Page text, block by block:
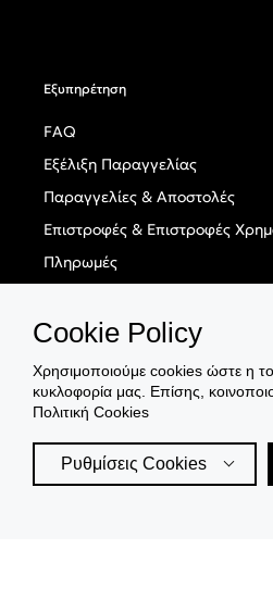
Εξυπηρέτηση
FAQ
Εξέλιξη Παραγγελίας
Παραγγελίες & Αποστολές
Επιστροφές & Επιστροφές
Πληρωμές
Καταστήματα
Cookie Policy
Χρησιμοποιούμε cookies ώστε η
κυκλοφορία μας. Επίσης,
Πολιτική Cookies
Ρυθμίσεις Cookies